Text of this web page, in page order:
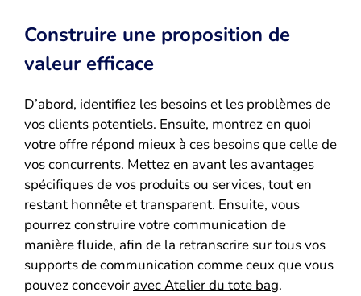
Construire une proposition de
valeur efficace
D’abord, identifiez les besoins et les problèmes de
vos clients potentiels. Ensuite, montrez en quoi
votre offre répond mieux à ces besoins que celle de
vos concurrents. Mettez en avant les avantages
spécifiques de vos produits ou services, tout en
restant honnête et transparent. Ensuite, vous
pourrez construire votre communication de
manière fluide, afin de la retranscrire sur tous vos
supports de communication comme ceux que vous
pouvez concevoir avec Atelier du tote bag.